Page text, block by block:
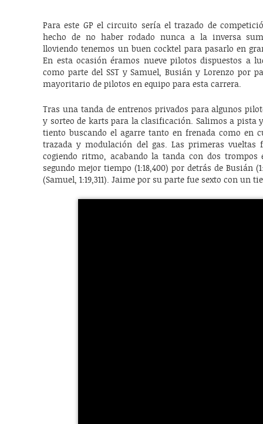
Para este GP el circuito sería el trazado de
hecho de no haber rodado nunca a la inversa
lloviendo tenemos un buen cocktel para pasarlo en
En esta ocasión éramos nueve pilotos dispuestos a
como parte del SST y Samuel, Busián y Lorenzo por
mayoritario de pilotos en equipo para esta carrera.
Tras una tanda de entrenos privados para algunos
y sorteo de karts para la clasificación. Salimos a pista
tiento buscando el agarre tanto en frenada como en
trazada y modulación del gas. Las primeras
cogiendo ritmo, acabando la tanda con dos
segundo mejor tiempo (1:18,400) por detrás de Busián
(Samuel, 1:19,311). Jaime por su parte fue sexto con un